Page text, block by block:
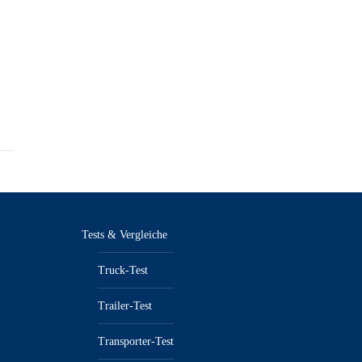
Tests & Vergleiche
Truck-Test
Trailer-Test
Transporter-Test